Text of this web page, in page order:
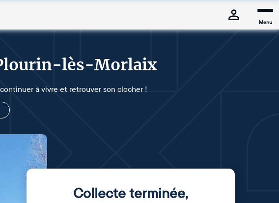
Menu
lès-Morlaix
à vivre et retrouver son clocher !
Collecte terminée,